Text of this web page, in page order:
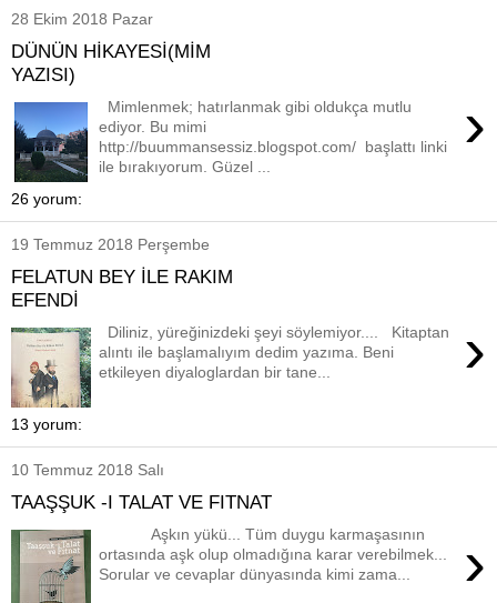
28 Ekim 2018 Pazar
DÜNÜN HİKAYESİ(MİM
YAZISI)
›
Mimlenmek; hatırlanmak gibi oldukça mutlu
ediyor. Bu mimi
http://buummansessiz.blogspot.com/ başlattı linki
ile bırakıyorum. Güzel ...
26 yorum:
19 Temmuz 2018 Perşembe
FELATUN BEY İLE RAKIM
EFENDİ
›
Diliniz, yüreğinizdeki şeyi söylemiyor.... Kitaptan
alıntı ile başlamalıyım dedim yazıma. Beni
etkileyen diyaloglardan bir tane...
13 yorum:
10 Temmuz 2018 Salı
TAAŞŞUK -I TALAT VE FITNAT
›
Aşkın yükü... Tüm duygu karmaşasının
ortasında aşk olup olmadığına karar verebilmek...
Sorular ve cevaplar dünyasında kimi zama...